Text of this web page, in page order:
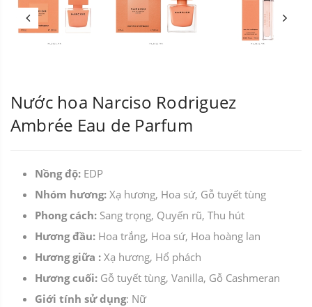
Nước hoa Narciso Rodriguez
Ambrée Eau de Parfum
Nồng độ: EDP
Nhóm hương: Xạ hương, Hoa sứ, Gỗ tuyết tùng
Phong cách: Sang trọng, Quyến rũ, Thu hút
Hương đầu: Hoa trắng, Hoa sứ, Hoa hoàng lan
Hương giữa : Xạ hương, Hổ phách
Hương cuối: Gỗ tuyết tùng, Vanilla, Gỗ Cashmeran
Giới tính sử dụng: Nữ